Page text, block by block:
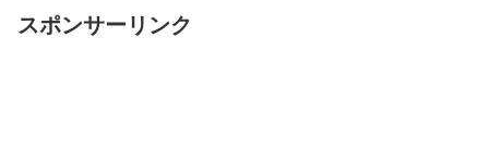
スポンサーリンク